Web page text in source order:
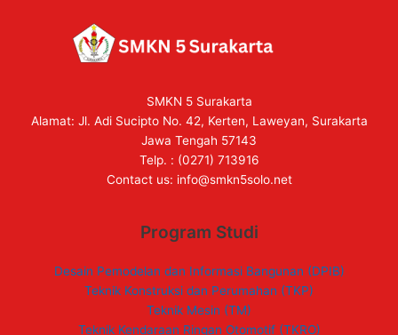
SMKN 5 Surakarta
Alamat: Jl. Adi Sucipto No. 42, Kerten, Laweyan, Surakarta
Jawa Tengah 57143
Telp. : (0271) 713916
Contact us: info@smkn5solo.net
Program Studi
Desain Pemodelan dan Informasi Bangunan (DPIB)
Teknik Konstruksi dan Perumahan (TKP)
Teknik Mesin (TM)
Teknik Kendaraan Ringan Otomotif (TKRO)